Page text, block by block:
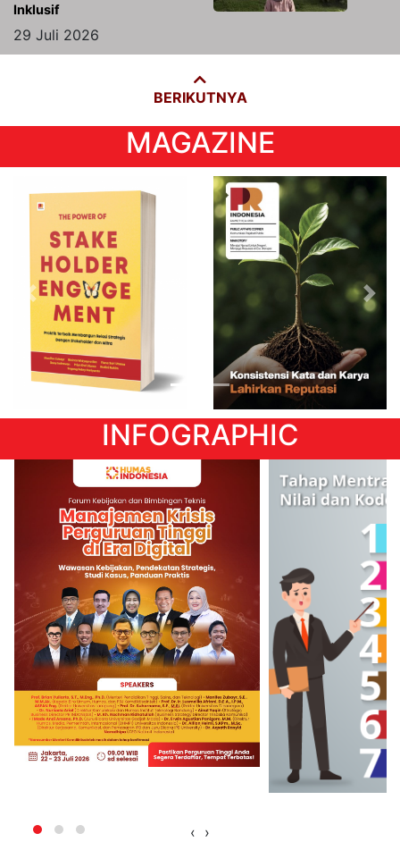
Inklusif
29 Juli 2026
BERIKUTNYA
MAGAZINE
INFOGRAPHIC
‹ ›